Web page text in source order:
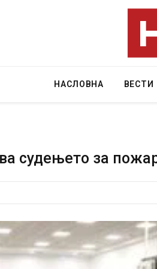
НАСЛОВНА ВЕСТИ
судењето за